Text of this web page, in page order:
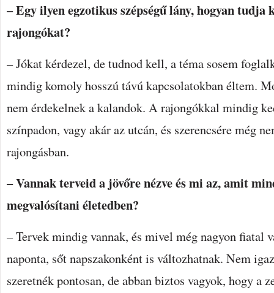
– Egy ilyen egzotikus szépségű lány, hogyan tudja
rajongókat?
– Jókat kérdezel, de tudnod kell, a téma sosem
mindig komoly hosszú távú kapcsolatokban éltem.
nem érdekelnek a kalandok. A rajongókkal mindig
színpadon, vagy akár az utcán, és szerencsére még
rajongásban.
– Vannak terveid a jövőre nézve és mi az, amit
megvalósítani életedben?
– Tervek mindig vannak, és mivel még nagyon fiatal
naponta, sőt napszakonként is változhatnak. Nem
szeretnék pontosan, de abban biztos vagyok, hogy a